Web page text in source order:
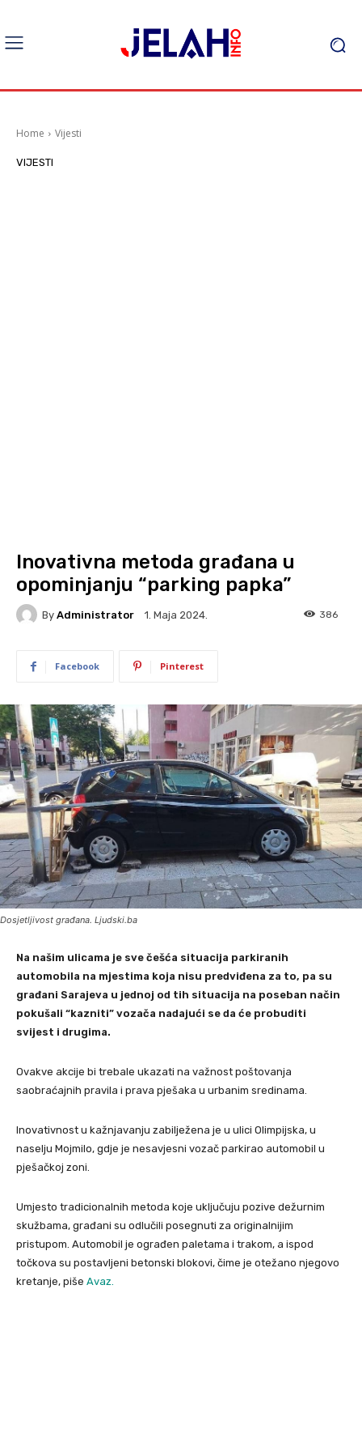
Home Vijesti
VIJESTI
Inovativna metoda građana u
opominjanju “parking papka”
By Administrator 1. Maja 2024. 386
Facebook Pinterest
Dosjetljivost građana. Ljudski.ba
Na našim ulicama je sve češća situacija parkiranih
automobila na mjestima koja nisu predviđena za to, pa su
građani Sarajeva u jednoj od tih situacija na poseban način
pokušali “kazniti” vozača nadajući se da će probuditi
svijest i drugima.
Ovakve akcije bi trebale ukazati na važnost poštovanja
saobraćajnih pravila i prava pješaka u urbanim sredinama.
Inovativnost u kažnjavanju zabilježena je u ulici Olimpijska, u
naselju Mojmilo, gdje je nesavjesni vozač parkirao automobil u
pješačkoj zoni.
Umjesto tradicionalnih metoda koje uključuju pozive dežurnim
skužbama, građani su odlučili posegnuti za originalnijim
pristupom. Automobil je ograđen paletama i trakom, a ispod
točkova su postavljeni betonski blokovi, čime je otežano njegovo
kretanje, piše Avaz.